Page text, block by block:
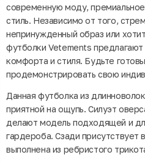
современную моду,
стиль. Независимо от того,
непринужденный образ или
футболки Vetements
комфорта и стиля. Будьте
продемонстрировать свою
Данная футболка из
приятной на ощупь. Силуэт
делают модель подходящей и
гардероба. Сзади присутствует
выполнена из ребристого